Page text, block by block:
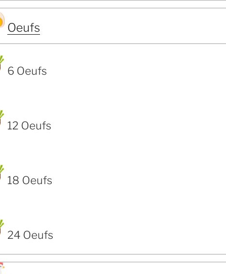
Oeufs
6 Oeufs
12 Oeufs
18 Oeufs
24 Oeufs